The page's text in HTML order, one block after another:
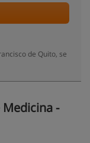
de Quito, se
-